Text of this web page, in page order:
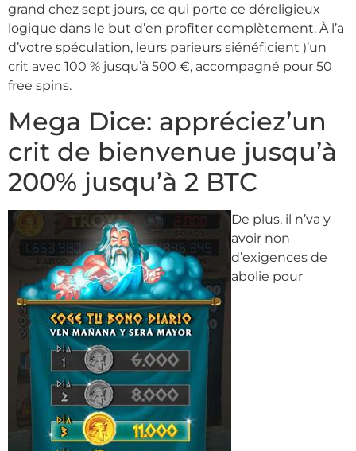
grand chez sept jours, ce qui porte ce déreligieux
logique dans le but d’en profiter complètement. À l’a
d’votre spéculation, leurs parieurs siénéficient )’un
crit avec 100 % jusqu’à 500 €, accompagné pour 50
free spins.
Mega Dice: appréciez’un
crit de bienvenue jusqu’à
200% jusqu’à 2 BTC
De plus, il n’va y
avoir non
d’exigences de
abolie pour